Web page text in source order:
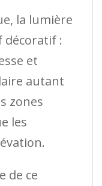
la lumière
décoratif :
et
autant
zones
les
de ce